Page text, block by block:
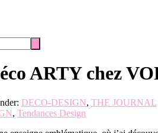
ARTY chez
DECO-DESIGN, THE JOURNAL
, Tendances Design